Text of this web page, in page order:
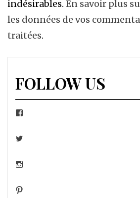
indésirables. En savoir plus
les données de vos
traitées.
FOLLOW US
Facebook
Twitter
Instagram
Pinterest